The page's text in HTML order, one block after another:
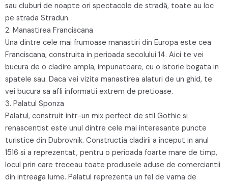
sau cluburi de noapte ori spectacole de stradă, toate au loc
pe strada Stradun.
2. Manastirea Franciscana
Una dintre cele mai frumoase manastiri din Europa este cea
Franciscana, construita in perioada secolului 14. Aici te vei
bucura de o cladire ampla, impunatoare, cu o istorie bogata in
spatele sau. Daca vei vizita manastirea alaturi de un ghid, te
vei bucura sa afli informatii extrem de pretioase.
3. Palatul Sponza
Palatul, construit intr-un mix perfect de stil Gothic si
renascentist este unul dintre cele mai interesante puncte
turistice din Dubrovnik. Constructia cladirii a inceput in anul
1516 si a reprezentat, pentru o perioada foarte mare de timp,
locul prin care treceau toate produsele aduse de comerciantii
din intreaga lume. Palatul reprezenta un fel de vama de